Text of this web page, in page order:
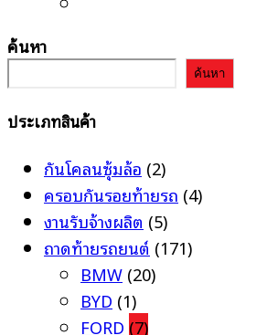
ค้นหา
ค้นหา
ประเภทสินค้า
กันโคลนซุ้มล้อ (2)
ครอบกันรอยท้ายรถ (4)
งานรับจ้างผลิต (5)
ถาดท้ายรถยนต์ (171)
BMW (20)
BYD (1)
FORD (7)